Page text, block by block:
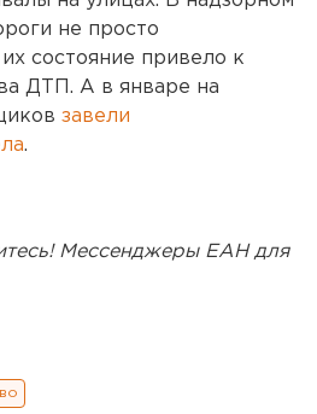
не просто
состояние привело к
ДТП. А в январе на
завели
.
Мессенджеры ЕАН для